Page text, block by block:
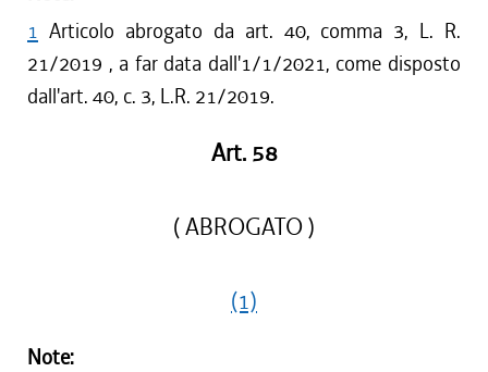
1 Articolo abrogato da art. 40, comma 3, L. R.
21/2019 , a far data dall'1/1/2021, come disposto
dall'art. 40, c. 3, L.R. 21/2019.
Art. 58
( ABROGATO )
(1)
Note: